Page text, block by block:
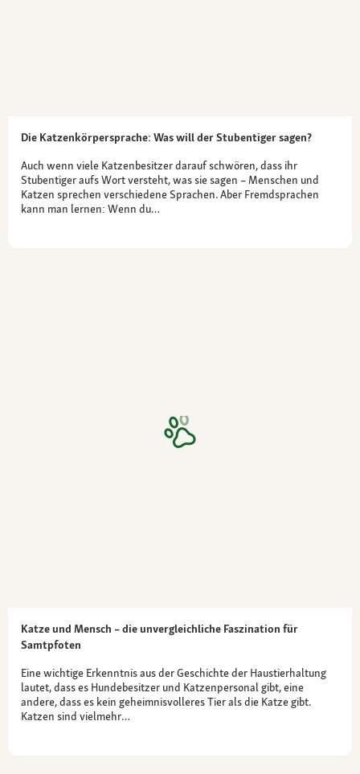
Die Katzenkörpersprache: Was will der Stubentiger sagen?
Auch wenn viele Katzenbesitzer darauf schwören, dass ihr
Stubentiger aufs Wort versteht, was sie sagen – Menschen und
Katzen sprechen verschiedene Sprachen. Aber Fremdsprachen
kann man lernen: Wenn du…
Katze und Mensch – die unvergleichliche Faszination für
Samtpfoten
Eine wichtige Erkenntnis aus der Geschichte der Haustierhaltung
lautet, dass es Hundebesitzer und Katzenpersonal gibt, eine
andere, dass es kein geheimnisvolleres Tier als die Katze gibt.
Katzen sind vielmehr…